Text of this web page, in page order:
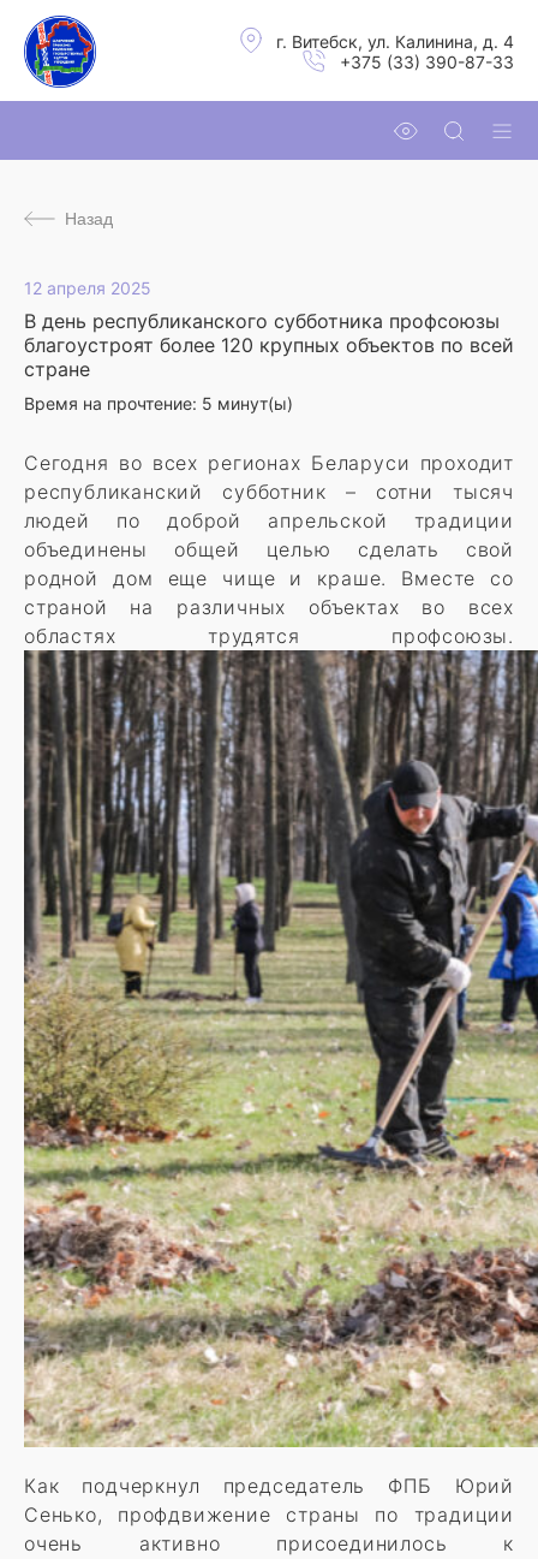
г. Витебск, ул. Калинина, д. 4
+375 (33) 390-87-33
Назад
12 апреля 2025
В день республиканского субботника профсоюзы
благоустроят более 120 крупных объектов по всей
стране
Время на прочтение: 5 минут(ы)
Сегодня во всех регионах Беларуси проходит
республиканский субботник – сотни тысяч
людей по доброй апрельской традиции
объединены общей целью сделать свой
родной дом еще чище и краше. Вместе со
страной на различных объектах во всех
областях трудятся профсоюзы.
Как подчеркнул председатель ФПБ Юрий
Сенько, профдвижение страны по традиции
очень активно присоединилось к